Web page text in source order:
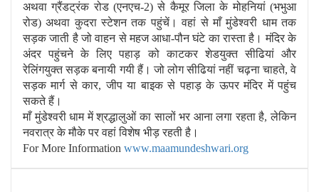
अथवा ग्रैंडट्रंक रोड (एनएच-2) से कैमूर जिला के मोहनियां (भभुआ
रोड) अथवा कुदरा स्‍टेशन तक पहुंचें। वहां से माँ मुंडेश्वरी धाम तक
सड़क जाती है जो वाहन से महज आधा-पौन घंटे का रास्‍ता है। मंदिर के
अंदर पहुंचने के लिए पहाड़ को काटकर शेडयुक्‍त सीढियां और
रेलिंगयुक्‍त सड़क बनायी गयी हैं। जो लोग सीढियां नहीं चढ़ना चाहते, वे
सड़क मार्ग से कार, जीप या बाइक से पहाड़ के ऊपर मंदिर में पहुंच
सकते हैं।
माँ मुंडेश्वरी धाम में श्रद्धालुओं का सालों भर आना लगा रहता है, लेकिन
नवरात्र के मौके पर वहां विशेष भीड़ रहती है।
For More Information www.maamundeshwari.org